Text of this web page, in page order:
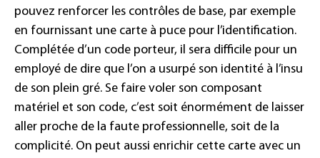
pouvez renforcer les contrôles de base, par exemple
en fournissant une carte à puce pour l’identification.
Complétée d’un code porteur, il sera difficile pour un
employé de dire que l’on a usurpé son identité à l’insu
de son plein gré. Se faire voler son composant
matériel et son code, c’est soit énormément de laisser
aller proche de la faute professionnelle, soit de la
complicité. On peut aussi enrichir cette carte avec un